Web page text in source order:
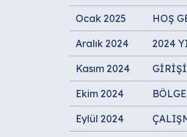
Ocak 2025 HOŞ
Aralık 2024 2024
Kasım 2024
Ekim 2024
Eylül 2024